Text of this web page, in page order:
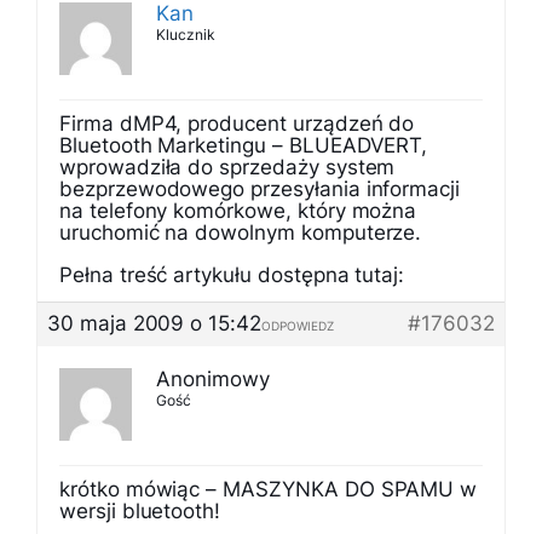
Kan
Klucznik
Firma dMP4, producent urządzeń do
Bluetooth Marketingu – BLUEADVERT,
wprowadziła do sprzedaży system
bezprzewodowego przesyłania informacji
na telefony komórkowe, który można
uruchomić na dowolnym komputerze.
Pełna treść artykułu dostępna tutaj:
30 maja 2009 o 15:42
#176032
ODPOWIEDZ
Anonimowy
Gość
krótko mówiąc – MASZYNKA DO SPAMU w
wersji bluetooth!